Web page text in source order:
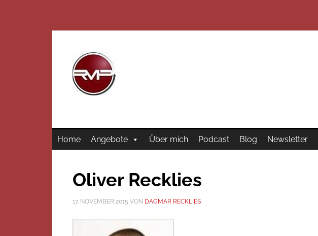
Home Angebote Über mich Podcast Blog Newsletter
Oliver Recklies
17. NOVEMBER 2015 VON DAGMAR RECKLIES